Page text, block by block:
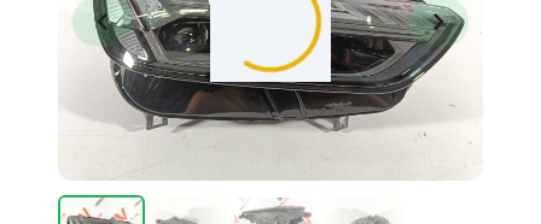
chevron_left chevron_right